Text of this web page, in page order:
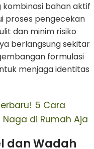
kombinasi bahan aktif
proses pengecekan
dan minim risiko
berlangsung sekitar
formulasi
menjaga identitas
5 Cara
di Rumah Aja
dan Wadah